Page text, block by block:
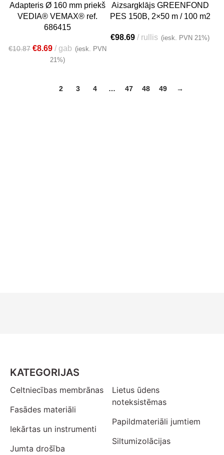
Adapteris Ø 160 mm priekš
VEDIA® VEMAX® ref.
686415
€10.87 €8.69 gab (iesk. PVN
21%)
Aizsargklājs GREENFOND
PES 150B, 2×50 m / 100 m2
€98.69 rullis (iesk. PVN 21%)
2 3 4 … 47 48 49 →
KATEGORIJAS
Celtniecības membrānas
Fasādes materiāli
Iekārtas un instrumenti
Jumta drošība
Lietus ūdens
noteksistēmas
Papildmateriāli jumtiem
Siltumizolācijas